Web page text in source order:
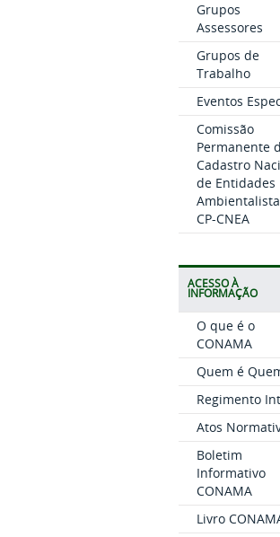
Grupos
Assessores
Grupos de
Trabalho
Eventos
Comissão
Permanente
Cadastro
de Entidades
CP-CNEA
ACESSO À
INFORMAÇÃO
O que é o
CONAMA
Quem é
Regimento
Atos
Boletim
Informativo
CONAMA
Livro